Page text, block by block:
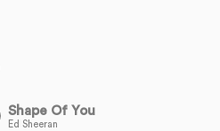
Shape Of You
Ed Sheeran